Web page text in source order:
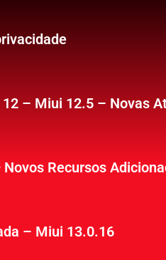
– Miui 12.5 – Novas
Recursos
– Miui 13.0.16